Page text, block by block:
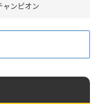
ャンピオン